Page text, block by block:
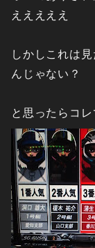
えええええ
しかしこれは
んじゃない？
と思ったらコレ